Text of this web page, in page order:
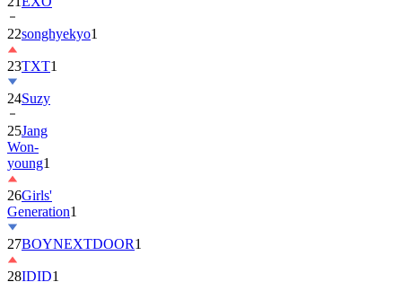
23TXT1
24Suzy
25Jang
Won-
young1
26Girls'
Generation
27BOYNEXTDOOR
28IDID1
29Kim